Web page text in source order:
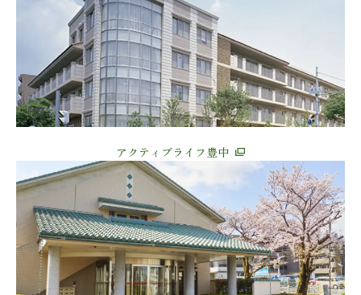
アクティブライフ豊中